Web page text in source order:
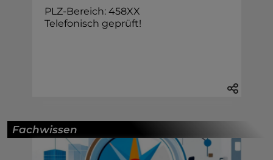
PLZ-Bereich: 458XX
Telefonisch geprüft!
Fachwissen